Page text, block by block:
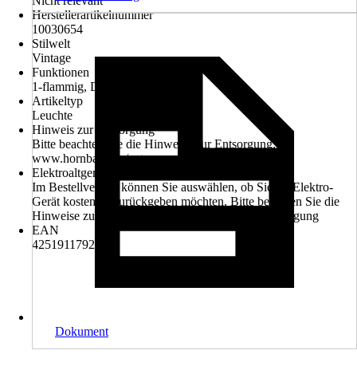
Herstellerartikelnummer
10030654
Stilwelt
Vintage
Funktionen
1-flammig, Dimmbar
Artikeltyp
Leuchte
Hinweis zur Entsorgung
Bitte beachten Sie die Hinweise zur Entsorgung:
www.hornbach.de/entsorgung
Elektroaltgerät-Rücknahme
Im Bestellverlauf können Sie auswählen, ob Sie ihr Elektro-
Gerät kostenlos zurückgeben möchten. Bitte beachten Sie die
Hinweise zur Entsorgung: www.hornbach.de/entsorgung
EAN
4251911792980
Dokument